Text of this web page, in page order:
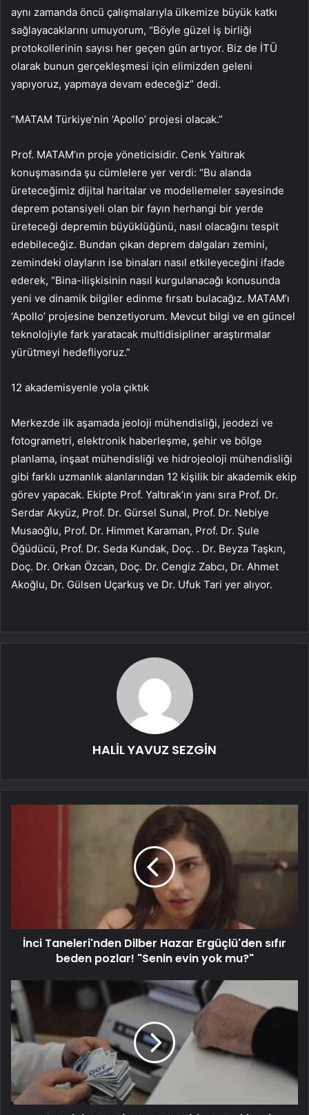
aynı zamanda öncü çalışmalarıyla ülkemize büyük katkı
sağlayacaklarını umuyorum, “Böyle güzel iş birliği
protokollerinin sayısı her geçen gün artıyor. Biz de İTÜ
olarak bunun gerçekleşmesi için elimizden geleni
yapıyoruz, yapmaya devam edeceğiz” dedi.
“MATAM Türkiye’nin ‘Apollo’ projesi olacak.”
Prof. MATAM’ın proje yöneticisidir. Cenk Yaltırak
konuşmasında şu cümlelere yer verdi: “Bu alanda
üreteceğimiz dijital haritalar ve modellemeler sayesinde
deprem potansiyeli olan bir fayın herhangi bir yerde
üreteceği depremin büyüklüğünü, nasıl olacağını tespit
edebileceğiz. Bundan çıkan deprem dalgaları zemini,
zemindeki olayların ise binaları nasıl etkileyeceğini ifade
ederek, “Bina-ilişkisinin nasıl kurgulanacağı konusunda
yeni ve dinamik bilgiler edinme fırsatı bulacağız. MATAM’ı
‘Apollo’ projesine benzetiyorum. Mevcut bilgi ve en güncel
teknolojiyle fark yaratacak multidisipliner araştırmalar
yürütmeyi hedefliyoruz.”
12 akademisyenle yola çıktık
Merkezde ilk aşamada jeoloji mühendisliği, jeodezi ve
fotogrametri, elektronik haberleşme, şehir ve bölge
planlama, inşaat mühendisliği ve hidrojeoloji mühendisliği
gibi farklı uzmanlık alanlarından 12 kişilik bir akademik ekip
görev yapacak. Ekipte Prof. Yaltırak’ın yanı sıra Prof. Dr.
Serdar Akyüz, Prof. Dr. Gürsel Sunal, Prof. Dr. Nebiye
Musaoğlu, Prof. Dr. Himmet Karaman, Prof. Dr. Şule
Öğüdücü, Prof. Dr. Seda Kundak, Doç. . Dr. Beyza Taşkın,
Doç. Dr. Orkan Özcan, Doç. Dr. Cengiz Zabcı, Dr. Ahmet
Akoğlu, Dr. Gülsen Uçarkuş ve Dr. Ufuk Tari yer alıyor.
HALİL YAVUZ SEZGİN
İnci Taneleri'nden Dilber Hazar Ergüçlü'den sıfır
beden pozlar! "Senin evin yok mu?"